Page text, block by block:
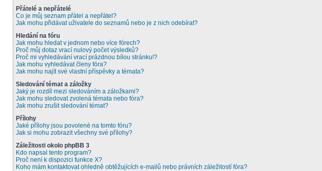
Přátelé a nepřátelé
Co je můj seznam přátel a nepřátel?
Jak mohu přidávat uživatele do seznamů nebo je z nich odebírat?
Hledání na fóru
Jak mohu hledat v jednom nebo více fórech?
Proč můj dotaz vrací nulový počet výsledků?
Proč mi vyhledávání vrací prázdnou bílou stránku!?
Jak mohu vyhledávat členy fóra?
Jak mohu najít své vlastní příspěvky a témata?
Sledování témat a záložky
Jaký je rozdíl mezi sledováním a záložkami?
Jak mohu sledovat zvolená témata nebo fóra?
Jak mohu zrušit sledování témat?
Přílohy
Jaké přílohy jsou povolené na tomto fóru?
Jak si mohu zobrazit všechny své přílohy?
Záležitosti okolo phpBB 3
Kdo napsal tento program?
Proč není k dispozici funkce X?
Koho mám kontaktovat ohledně obtěžujících e-mailů nebo právních záležitostí fóra?